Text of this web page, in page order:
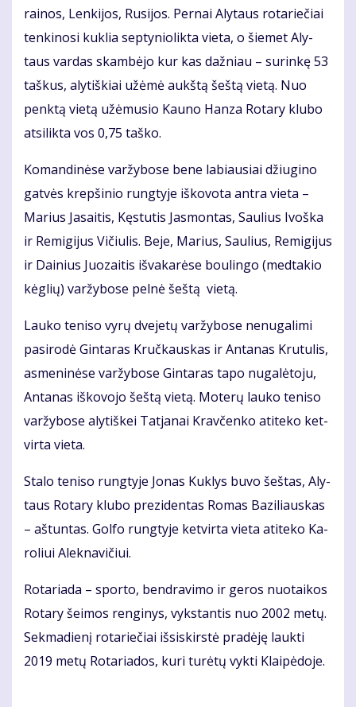
rai­nos, Len­ki­jos, Ru­si­jos. Per­nai Aly­taus ro­ta­rie­čiai
ten­ki­no­si kuk­lia sep­ty­nio­lik­ta vie­ta, o šie­met Aly­
taus var­das skam­bė­jo kur kas daž­niau – su­rin­kę 53
taš­kus, aly­tiš­kiai už­ėmė aukš­tą šeš­tą vie­tą. Nuo
penk­tą vie­tą už­ėmu­sio Kau­no Han­za Ro­ta­ry klu­bo
at­si­lik­ta vos 0,75 taš­ko.
Ko­man­di­nė­se var­žy­bo­se be­ne la­biau­siai džiu­gi­no
gat­vės krep­ši­nio rung­ty­je iš­ko­vo­ta an­tra vie­ta –
Ma­rius Ja­sai­tis, Kęs­tu­tis Jas­mon­tas, Sau­lius Ivoš­ka
ir Re­mi­gi­jus Vi­čiu­lis. Be­je, Ma­rius, Sau­lius, Re­mi­gi­jus
ir Dai­nius Juo­zai­tis iš­va­ka­rė­se bou­lin­go (med­ta­kio
kėg­lių) var­žy­bo­se pel­nė šeš­tą vie­tą.
Lau­ko te­ni­so vy­rų dve­je­tų var­žy­bo­se ne­nu­ga­li­mi
pa­si­ro­dė Gin­ta­ras Kruč­kaus­kas ir An­ta­nas Kru­tu­lis,
as­me­ni­nė­se var­žy­bo­se Gin­ta­ras ta­po nu­ga­lė­to­ju,
An­ta­nas iš­ko­vo­jo šeš­tą vie­tą. Mo­te­rų lau­ko te­ni­so
var­žy­bo­se aly­tiš­kei Tat­ja­nai Krav­čen­ko ati­te­ko ket­
vir­ta vie­ta.
Sta­lo te­ni­so rung­ty­je Jo­nas Kuk­lys bu­vo šeš­tas, Aly­
taus Ro­ta­ry klu­bo pre­zi­den­tas Ro­mas Ba­zi­liaus­kas
– aš­tun­tas. Gol­fo rung­ty­je ket­vir­ta vie­ta ati­te­ko Ka­
ro­liui Alek­na­vi­čiui.
Ro­ta­ria­da – spor­to, ben­dra­vi­mo ir ge­ros nuo­tai­kos
Ro­ta­ry šei­mos ren­gi­nys, vyks­tan­tis nuo 2002 me­tų.
Sek­ma­die­nį ro­ta­rie­čiai iš­si­skirs­tė pra­dė­ję lauk­ti
2019 me­tų Ro­ta­ria­dos, ku­ri tu­rė­tų vyk­ti Klai­pė­do­je.